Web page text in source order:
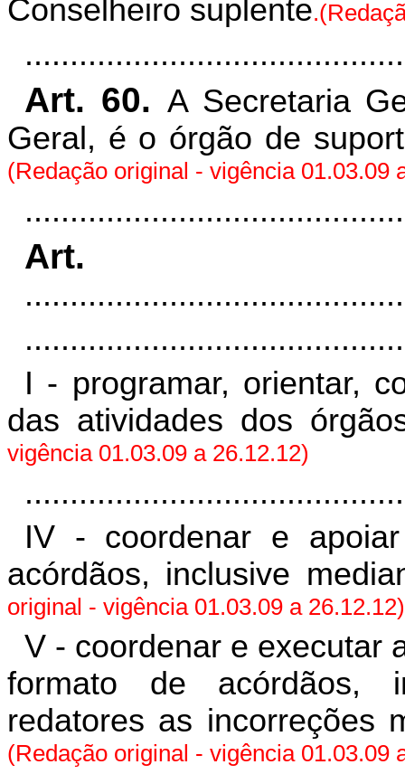
Conselheiro suplente
Art. 60. A Secretaria
Geral, é o órgão de
(Redação original - vigência 01.03.09
I - programar, orientar,
das atividades dos
vigência 01.03.09 a 26.12.12)
IV - coordenar e
acórdãos, inclusive
original - vigência 01.03.09 a 26.12.12)
V - coordenar e executar
formato de acórdãos,
redatores as incorreções
(Redação original - vigência 01.03.09